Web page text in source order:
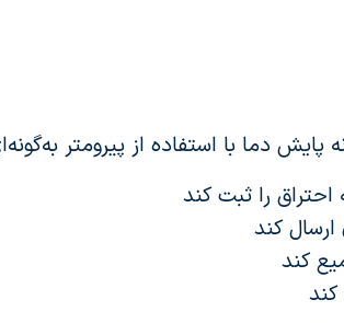
دما با استفاده از پیرومتر
را ثبت کند
کند
کند